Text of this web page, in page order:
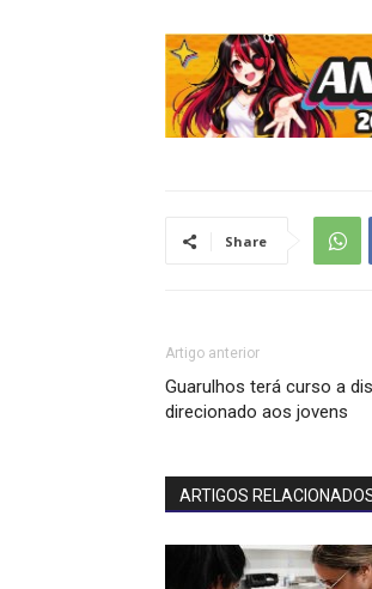
Share
Artigo anterior
Guarulhos terá curso a
direcionado aos jovens
ARTIGOS